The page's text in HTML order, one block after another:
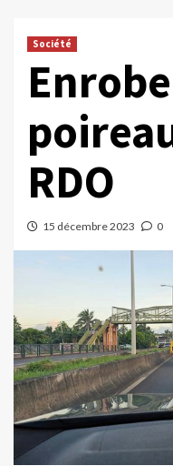
Société
RDO
15 décembre 2023 0